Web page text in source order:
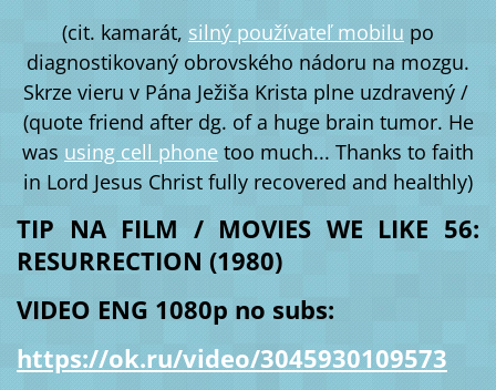
(cit. kamarát, silný používateľ mobilu po
diagnostikovaný obrovského nádoru na mozgu.
Skrze vieru v Pána Ježiša Krista plne uzdravený/
(quote friend after dg. of a huge brain tumor. He
was using cell phone too much... Thanks to faith
in Lord Jesus Christ fully recovered and healthly)
TIP NA FILM / MOVIES WE LIKE 56:
RESURRECTION (1980)
VIDEO ENG 1080p no subs:
https://ok.ru/video/3045930109573